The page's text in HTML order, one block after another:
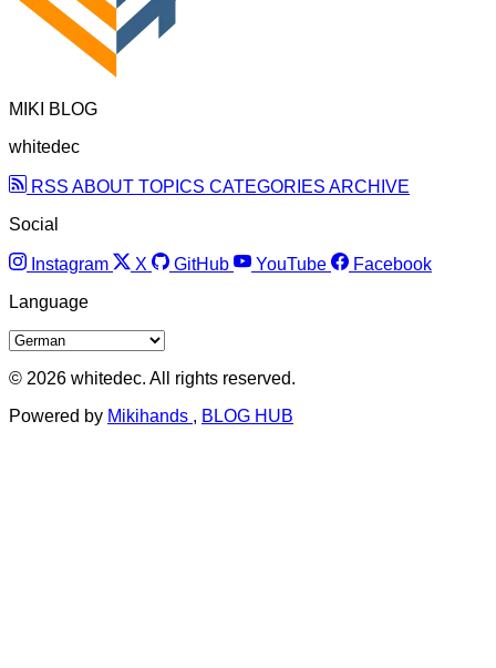
MIKI BLOG
whitedec
RSS ABOUT TOPICS CATEGORIES ARCHIVE
Social
Instagram X GitHub YouTube
Facebook
Language
© 2026 whitedec. All rights reserved.
Powered by Mikihands , BLOG HUB